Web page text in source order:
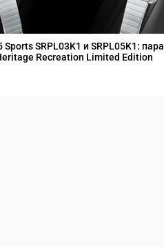
Sports SRPL03K1 и SRPL05K1: пара
Recreation Limited Edition